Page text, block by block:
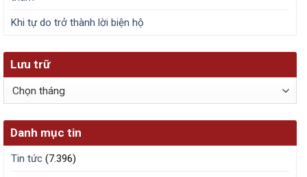
Khi tự do trở thành lời biện hộ
Lưu trữ
Lưu
Danh mục tin
Tin tức (7.396)